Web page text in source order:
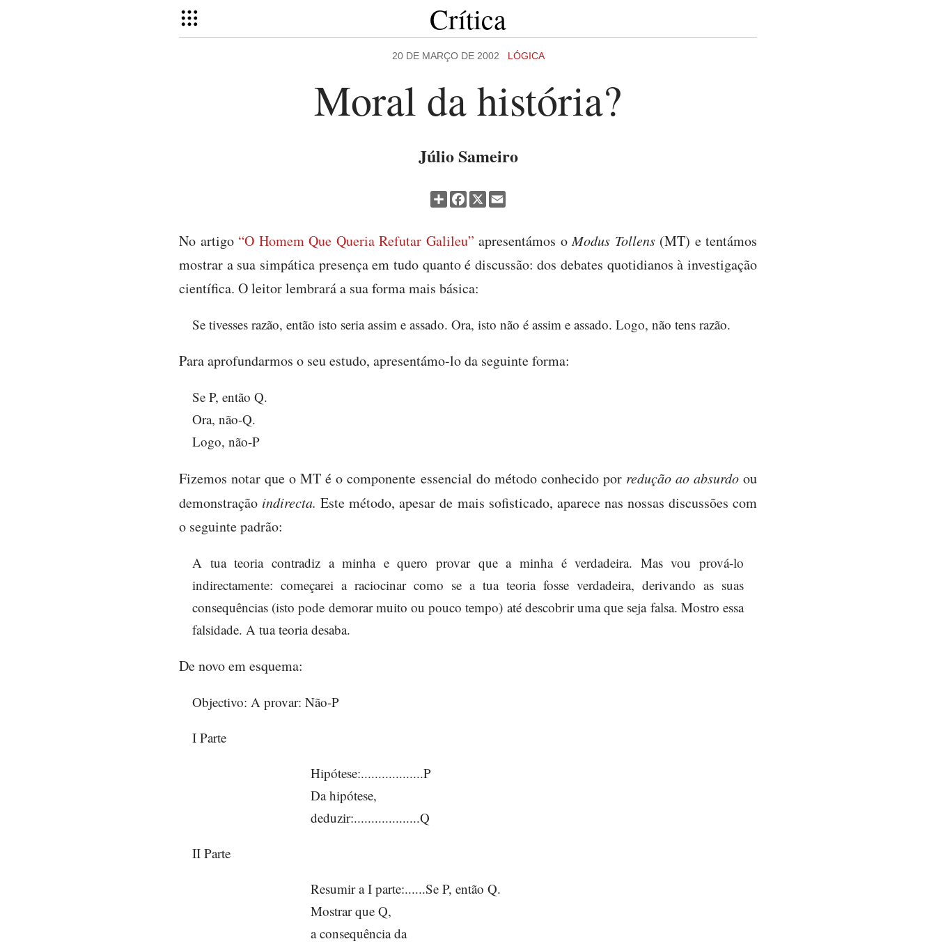
Crítica
20 DE MARÇO DE 2002 LÓGICA
Moral da história?
Júlio Sameiro
Partilhar
Facebook
X
No artigo “O Homem Que Queria Refutar Galileu” apresentámos oModus Tollens(MT) e tentámos
mostrar a sua simpática presença em tudo quanto é discussão: dos debates quotidianos à investigação
científica. O leitor lembrará a sua forma mais básica:
Se tivesses razão, então isto seria assim e assado. Ora, isto não é assim e assado. Logo, não tens razão.
Para aprofundarmos o seu estudo, apresentámo-lo da seguinte forma:
Se P, então Q.
Ora, não-Q.
Logo, não-P
Fizemos notar que o MT é o componente essencial do método conhecido por redução ao absurdoou
demonstração indirecta.Este método, apesar de mais sofisticado, aparece nas nossas discussões com
o seguinte padrão:
A tua teoria contradiz a minha e quero provar que a minha é verdadeira. Mas vou prová-lo
indirectamente: começarei a raciocinar como se a tua teoria fosse verdadeira, derivando as suas
consequências (isto pode demorar muito ou pouco tempo) até descobrir uma que seja falsa. Mostro essa
falsidade. A tua teoria desaba.
De novo em esquema:
Objectivo: A provar: Não-P
I Parte
Hipótese:..................P
Da hipótese,
deduzir:...................Q
II Parte
Resumir a I parte:......Se P, então Q.
Mostrar que Q,
a consequência da